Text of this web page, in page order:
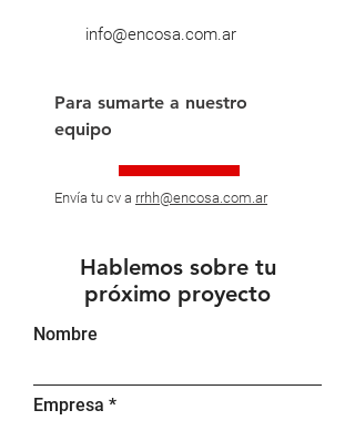
info@encosa.com.ar
Para sumarte a nuestro
equipo
Envía tu cv a rrhh@encosa.com.ar
Hablemos sobre tu
próximo proyecto
Nombre
Empresa